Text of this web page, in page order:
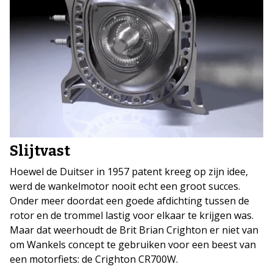
Slijtvast
Hoewel de Duitser in 1957 patent kreeg op zijn idee,
werd de wankelmotor nooit echt een groot succes.
Onder meer doordat een goede afdichting tussen de
rotor en de trommel lastig voor elkaar te krijgen was.
Maar dat weerhoudt de Brit Brian Crighton er niet van
om Wankels concept te gebruiken voor een beest van
een motorfiets: de Crighton CR700W.